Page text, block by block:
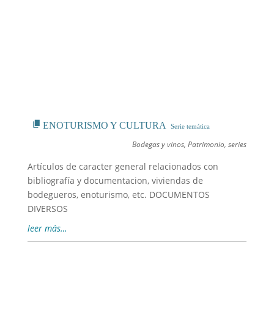
ENOTURISMO Y CULTURA
Bodegas y vinos,Patrimonio,series
Artículos de caracter general relacionados con
bibliografía y documentacion, viviendas de
bodegueros, enoturismo, etc. DOCUMENTOS
DIVERSOS
leer más…